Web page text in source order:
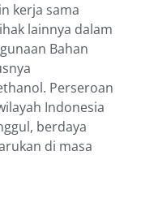
kerja sama
lainnya dalam
Bahan
Perseroan
Indonesia
berdaya
di masa